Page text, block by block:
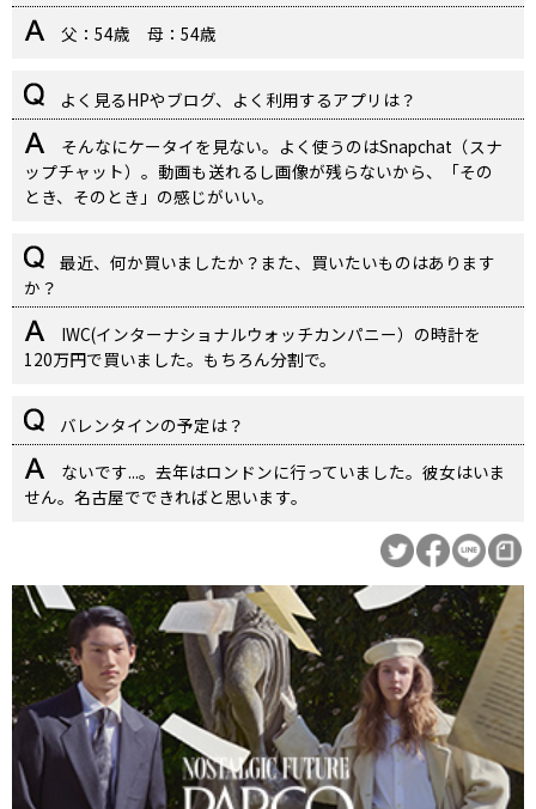
父：54歳 母：54歳
よく見るHPやブログ、よく利用するアプリは？
そんなにケータイを見ない。よく使うのはSnapchat（スナ
ップチャット）。動画も送れるし画像が残らないから、「その
とき、そのとき」の感じがいい。
最近、何か買いましたか？また、買いたいものはあります
か？
IWC(インターナショナルウォッチカンパニー）の時計を
120万円で買いました。もちろん分割で。
バレンタインの予定は？
ないです...。去年はロンドンに行っていました。彼女はいま
せん。名古屋でできればと思います。